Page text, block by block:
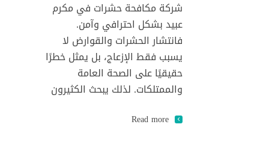
شركة مكافحة حشرات في مكرم
عبيد بشكل احترافي وآمن.
فانتشار الحشرات والقوارض لا
يسبب فقط الإزعاج، بل يمثل خطرًا
حقيقيًا على الصحة العامة
والممتلكات. لذلك يبحث الكثيرون
Read more